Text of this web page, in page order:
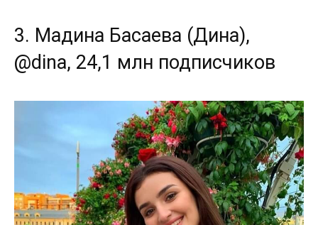
3. Мадина Басаева (Дина),
@dina, 24,1 млн подписчиков